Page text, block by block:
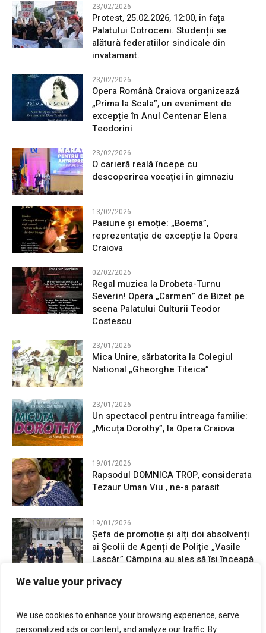
We value your privacy
We use cookies to enhance your browsing experience, serve
personalized ads or content, and analyze our traffic. By
23/02/2026
Protest, 25.02.2026, 12:00, în fața
Palatului Cotroceni. Studenții se
alătură federatiilor sindicale din
invatamant.
23/02/2026
Opera Română Craiova organizează
„Prima la Scala”, un eveniment de
excepție în Anul Centenar Elena
Teodorini
23/02/2026
O carieră reală începe cu
descoperirea vocației în gimnaziu
13/02/2026
Pasiune și emoție: „Boema”,
reprezentație de excepție la Opera
Craiova
02/02/2026
Regal muzica la Drobeta-Turnu
Severin! Opera „Carmen” de Bizet pe
scena Palatului Culturii Teodor
Costescu
23/01/2026
Mica Unire, sărbatorita la Colegiul
National „Gheorghe Titeica”
23/01/2026
Un spectacol pentru întreaga familie:
„Micuța Dorothy”, la Opera Craiova
19/01/2026
Rapsodul DOMNICA TROP, considerata
Tezaur Uman Viu , ne-a parasit
19/01/2026
Șefa de promoție și alți doi absolvenți
ai Școlii de Agenți de Poliție „Vasile
Lascăr” Câmpina au ales să își înceapă
Române, sărbatorită la Drobeta-Turnu